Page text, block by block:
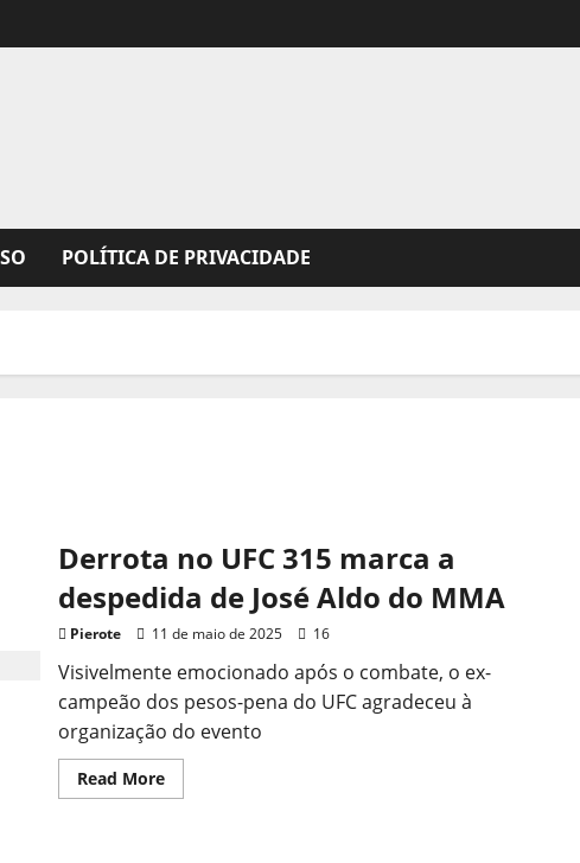
POLÍTICA DE PRIVACIDADE
Derrota no UFC 315 marca a
despedida de José Aldo do MMA
Pierote 11 de maio de 2025 16
Visivelmente emocionado após o combate, o ex-
campeão dos pesos-pena do UFC agradeceu à
organização do evento
Read MoreRead
more